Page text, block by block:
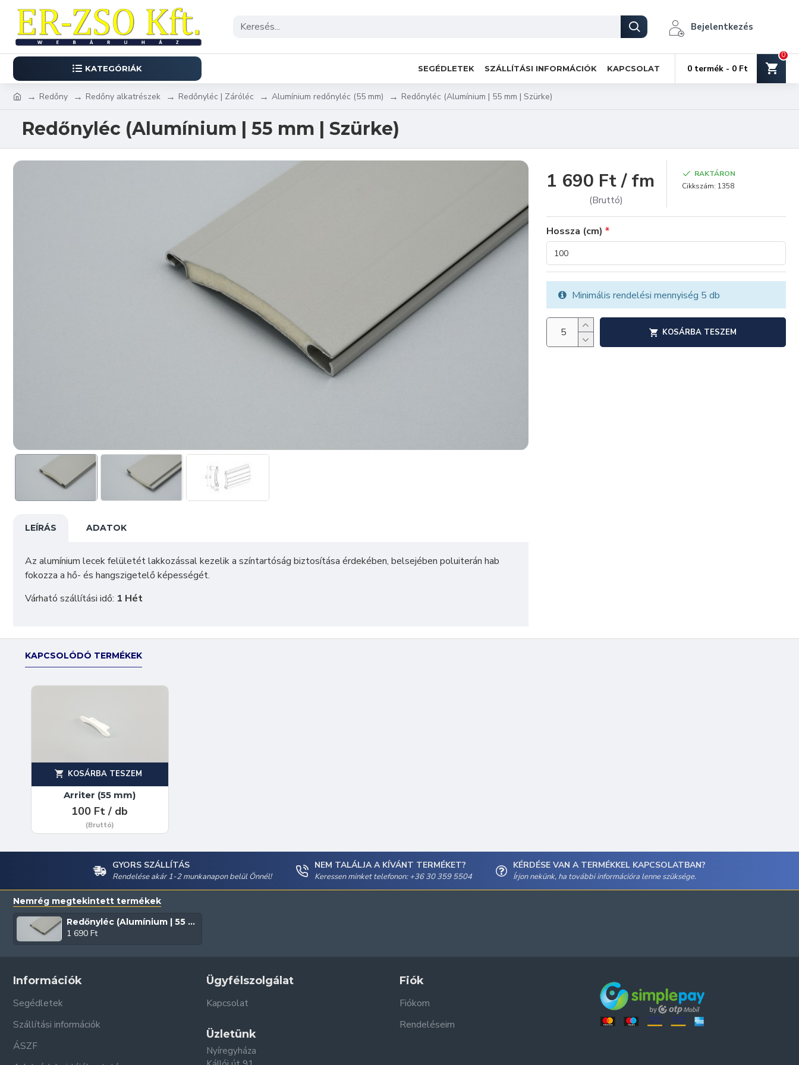
Bejelentkezés
KATEGÓRIÁK SEGÉDLETEK SZÁLLÍTÁSI INFORMÁCIÓK KAPCSOLAT 0 termék - 0 Ft
0
Redőny Redőny alkatrészek Redőnyléc | Záróléc Alumínium redőnyléc (55 mm) Redőnyléc (Alumínium | 55 mm | Szürke)
Redőnyléc (Alumínium | 55 mm | Szürke)
LEÍRÁS ADATOK
Az alumínium lecek felületét lakkozással kezelik a színtartóság biztosítása érdekében, belsejében poluiterán hab
fokozza a hő- és hangszigetelő képességét.
Várható szállítási idő: 1 Hét
1 690 Ft / fm
(Bruttó)
RAKTÁRON
Cikkszám: 1358
Hossza (cm)
KOSÁRBA TESZEM
Minimális rendelési mennyiség 5 db
KAPCSOLÓDÓ TERMÉKEK
Arriter (55 mm)
100 Ft / db
(Bruttó)
KOSÁRBA TESZEM
GYORS SZÁLLÍTÁS
Rendelése akár 1-2 munkanapon belül Önnél!
NEM TALÁLJA A KÍVÁNT TERMÉKET?
Keressen minket telefonon: +36 30 359 5504
KÉRDÉSE VAN A TERMÉKKEL KAPCSOLATBAN?
Írjon nekünk, ha további információra lenne szüksége.
Nemrég megtekintett termékek
Redőnyléc (Alumínium | 55 mm | Szürke)
1 690 Ft
Információk
Segédletek
Szállítási információk
ÁSZF
Ügyfélszolgálat
Kapcsolat
Üzletünk
Nyíregyháza
Fiók
Fiókom
Rendeléseim